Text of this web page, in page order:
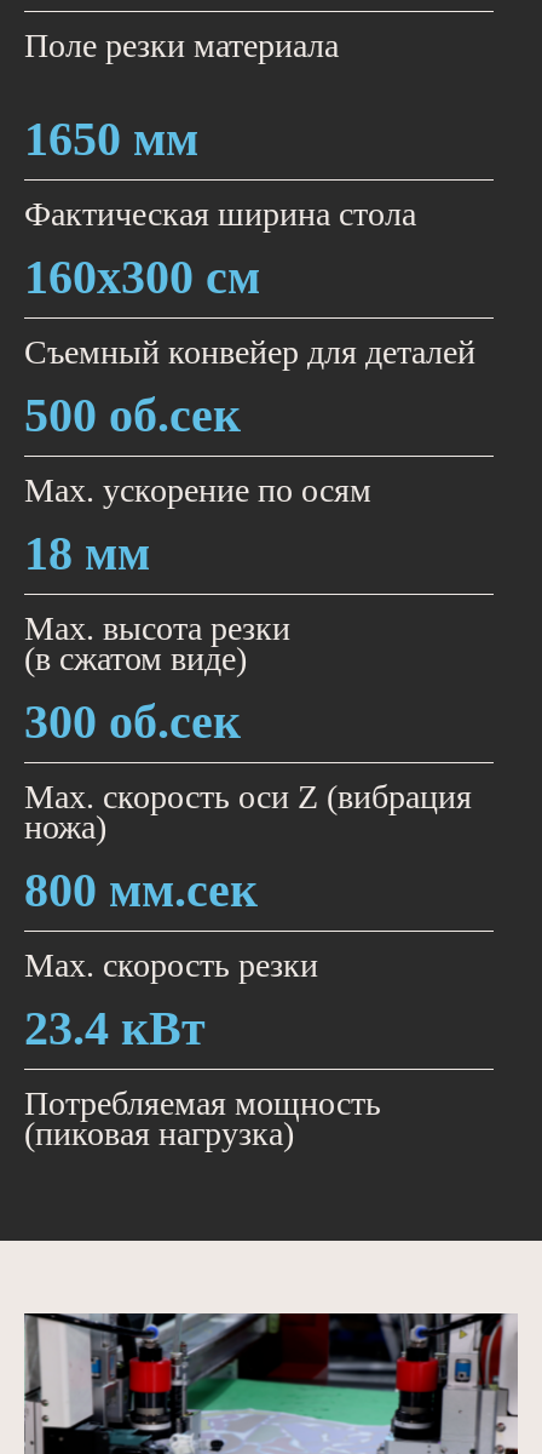
Поле резки материала
1650 мм
Фактическая ширина стола
160х300 см
Съемный конвейер для деталей
500 об.сек
Мах. ускорение по осям
18 мм
Max. высота резки
(в сжатом виде)
300 об.сек
Мах. скорость оси Z (вибрация
ножа)
800 мм.сек
Мах. скорость резки
23.4 кВт
Потребляемая мощность
(пиковая нагрузка)